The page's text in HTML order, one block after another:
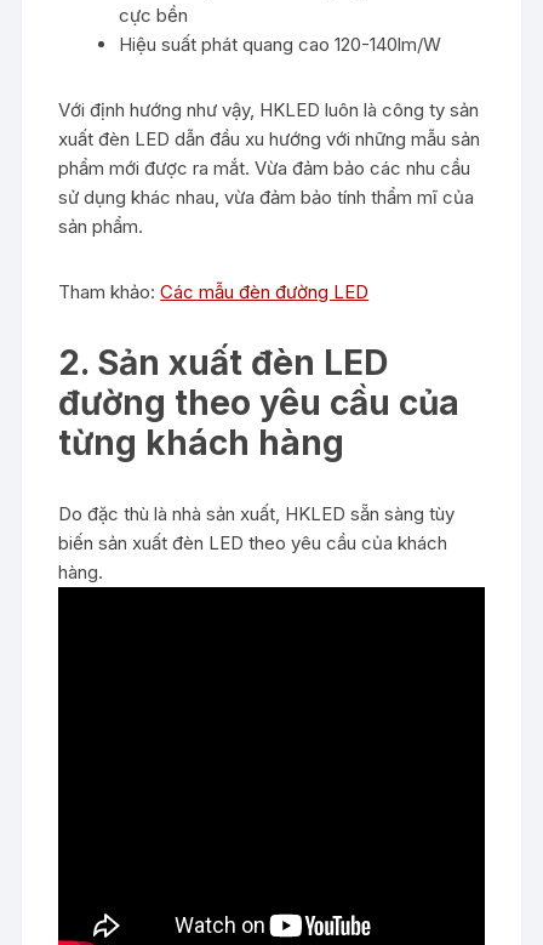
cực bền
Hiệu suất phát quang cao 120-140lm/W
Với định hướng như vậy, HKLED luôn là công ty sản
xuất đèn LED dẫn đầu xu hướng với những mẫu sản
phẩm mới được ra mắt. Vừa đảm bảo các nhu cầu
sử dụng khác nhau, vừa đảm bảo tính thẩm mĩ của
sản phẩm.
Tham khảo:Các mẫu đèn đường LED
2. Sản xuất đèn LED
đường theo yêu cầu của
từng khách hàng
Do đặc thù là nhà sản xuất, HKLED sẵn sàng tùy
biến sản xuất đèn LED theo yêu cầu của khách
hàng.